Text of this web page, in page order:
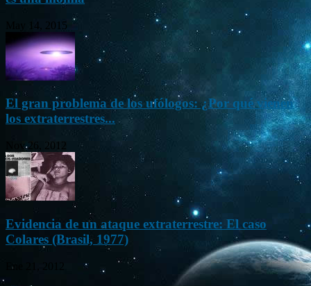
May 14, 2015
El gran problema de los ufólogos: ¿Por qué vienen
los extraterrestres...
Nov 26, 2012
Evidencia de un ataque extraterrestre: El caso
Colares (Brasil, 1977)
Ene 21, 2012